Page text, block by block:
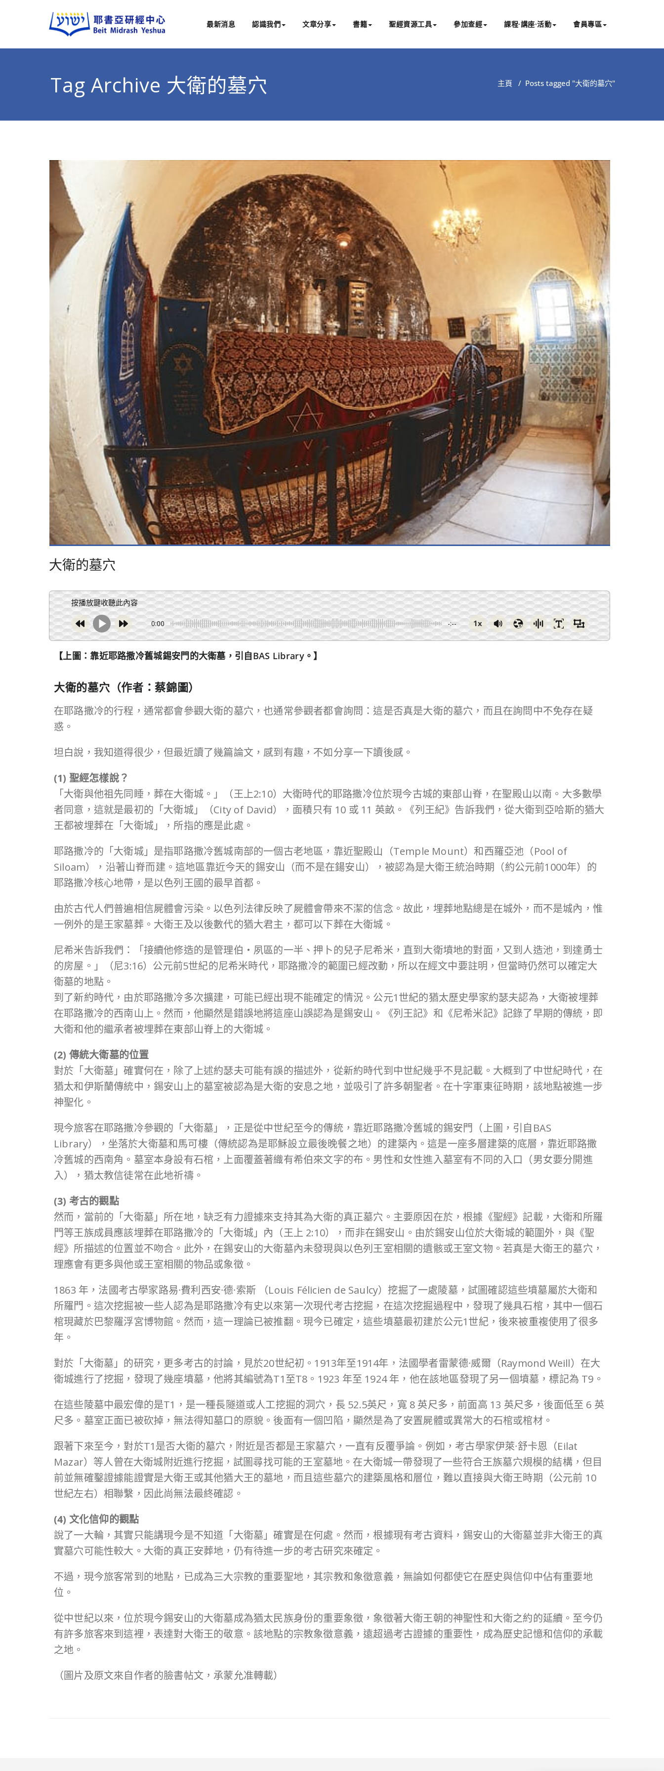
最新消息 認識我們 文章分享 書籍 聖經資源工具 參加查經 課程∙講座∙活動 會員專區
Tag Archive 大衛的墓穴 主頁 / Posts tagged "大衛的墓穴"
大衛的墓穴
按播放鍵收聽此內容
0:00 -:-- 1x
【上圖：靠近耶路撒冷舊城錫安門的大衛墓，引自BAS Library。】
大衛的墓穴（作者：蔡錦圖）
在耶路撒冷的行程，通常都會參觀大衛的墓穴，也通常參觀者都會詢問：這是否真是大衛的墓穴，而且在詢問中不免存在疑
惑。
坦白說，我知道得很少，但最近讀了幾篇論文，感到有趣，不如分享一下讀後感。
(1) 聖經怎樣說？
「大衛與他祖先同睡，葬在大衛城。」（王上2:10）大衛時代的耶路撒冷位於現今古城的東部山脊，在聖殿山以南。大多數學
者同意，這就是最初的「大衛城」（City of David），面積只有 10 或 11 英畝。《列王紀》告訴我們，從大衛到亞哈斯的猶大
王都被埋葬在「大衛城」，所指的應是此處。
耶路撒冷的「大衛城」是指耶路撒冷舊城南部的一個古老地區，靠近聖殿山（Temple Mount）和西羅亞池（Pool of
Siloam），沿著山脊而建。這地區靠近今天的錫安山（而不是在鍚安山），被認為是大衛王統治時期（約公元前1000年）的
耶路撒冷核心地帶，是以色列王國的最早首都。
由於古代人們普遍相信屍體會污染。以色列法律反映了屍體會帶來不潔的信念。故此，埋葬地點總是在城外，而不是城內，惟
一例外的是王家墓葬。大衛王及以後數代的猶大君主，都可以下葬在大衛城。
尼希米告訴我們：「接續他修造的是管理伯‧夙區的一半、押卜的兒子尼希米，直到大衛墳地的對面，又到人造池，到達勇士
的房屋。」（尼3:16）公元前5世紀的尼希米時代，耶路撒冷的範圍已經改動，所以在經文中要註明，但當時仍然可以確定大
衛墓的地點。
到了新約時代，由於耶路撒冷多次擴建，可能已經出現不能確定的情況。公元1世紀的猶太歷史學家約瑟夫認為，大衛被埋葬
在耶路撒冷的西南山上。然而，他顯然是錯誤地將這座山誤認為是錫安山。《列王記》和《尼希米記》記錄了早期的傳統，即
大衛和他的繼承者被埋葬在東部山脊上的大衛城。
(2) 傳統大衛墓的位置
對於「大衛墓」確實何在，除了上述約瑟夫可能有誤的描述外，從新約時代到中世紀幾乎不見記載。大概到了中世紀時代，在
猶太和伊斯蘭傳統中，錫安山上的墓室被認為是大衛的安息之地，並吸引了許多朝聖者。在十字軍東征時期，該地點被進一步
神聖化。
現今旅客在耶路撒冷參觀的「大衛墓」，正是從中世紀至今的傳統，靠近耶路撒冷舊城的錫安門（上圖，引自BAS
Library），坐落於大衛墓和馬可樓（傳統認為是耶穌設立最後晚餐之地）的建築內。這是一座多層建築的底層，靠近耶路撒
冷舊城的西南角。墓室本身設有石棺，上面覆蓋著織有希伯來文字的布。男性和女性進入墓室有不同的入口（男女要分開進
入），猶太教信徒常在此地祈禱。
(3) 考古的觀點
然而，當前的「大衛墓」所在地，缺乏有力證據來支持其為大衛的真正墓穴。主要原因在於，根據《聖經》記載，大衛和所羅
門等王族成員應該埋葬在耶路撒冷的「大衛城」內（王上 2:10），而非在錫安山。由於錫安山位於大衛城的範圍外，與《聖
經》所描述的位置並不吻合。此外，在錫安山的大衛墓內未發現與以色列王室相關的遺骸或王室文物。若真是大衛王的墓穴，
理應會有更多與他或王室相關的物品或象徵。
1863 年，法國考古學家路易·費利西安·德·索斯 （Louis Félicien de Saulcy）挖掘了一處陵墓，試圖確認這些墳墓屬於大衛和
所羅門。這次挖掘被一些人認為是耶路撒冷有史以來第一次現代考古挖掘，在這次挖掘過程中，發現了幾具石棺，其中一個石
棺現藏於巴黎羅浮宮博物館。然而，這一理論已被推翻。現今已確定，這些墳墓最初建於公元1世紀，後來被重複使用了很多
年。
對於「大衛墓」的研究，更多考古的討論，見於20世紀初。1913年至1914年，法國學者雷蒙德·威爾（Raymond Weill）在大
衛城進行了挖掘，發現了幾座墳墓，他將其編號為T1至T8。1923 年至 1924 年，他在該地區發現了另一個墳墓，標記為 T9。
在這些陵墓中最宏偉的是T1，是一種長隧道或人工挖掘的洞穴，長 52.5英尺，寬 8 英尺多，前面高 13 英尺多，後面低至 6 英
尺多。墓室正面已被砍掉，無法得知墓口的原貌。後面有一個凹陷，顯然是為了安置屍體或異常大的石棺或棺材。
跟著下來至今，對於T1是否大衛的墓穴，附近是否都是王家墓穴，一直有反覆爭論。例如，考古學家伊萊·舒卡恩（Eilat
Mazar）等人曾在大衛城附近進行挖掘，試圖尋找可能的王室墓地。在大衛城一帶發現了一些符合王族墓穴規模的結構，但目
前並無確鑿證據能證實是大衛王或其他猶大王的墓地，而且這些墓穴的建築風格和層位，難以直接與大衛王時期（公元前 10
世紀左右）相聯繫，因此尚無法最終確認。
(4) 文化信仰的觀點
說了一大輪，其實只能講現今是不知道「大衛墓」確實是在何處。然而，根據現有考古資料，錫安山的大衛墓並非大衛王的真
實墓穴可能性較大。大衛的真正安葬地，仍有待進一步的考古研究來確定。
不過，現今旅客常到的地點，已成為三大宗教的重要聖地，其宗教和象徵意義，無論如何都使它在歷史與信仰中佔有重要地
位。
從中世紀以來，位於現今錫安山的大衛墓成為猶太民族身份的重要象徵，象徵著大衛王朝的神聖性和大衛之約的延續。至今仍
有許多旅客來到這裡，表達對大衛王的敬意。該地點的宗教象徵意義，遠超過考古證據的重要性，成為歷史記憶和信仰的承載
之地。
（圖片及原文來自作者的臉書帖文，承蒙允准轉載）